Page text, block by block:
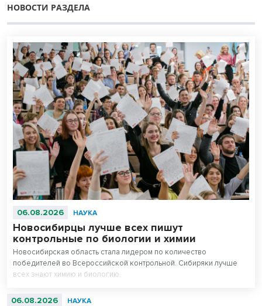
НОВОСТИ РАЗДЕЛА
06.08.2026 НАУКА
Новосибирцы лучше всех пишут
контрольные по биологии и химии
Новосибирская область стала лидером по количество
победителей во Всероссийской контрольной. Сибиряки лучше
всех знают химию и биологию.
06.08.2026 НАУКА